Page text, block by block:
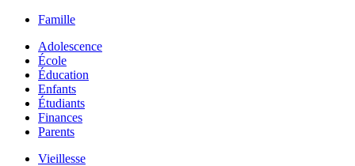
Famille
Adolescence
École
Éducation
Enfants
Étudiants
Finances
Parents
Vieillesse